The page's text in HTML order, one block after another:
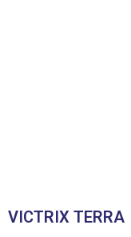
VICTRIX TERRA